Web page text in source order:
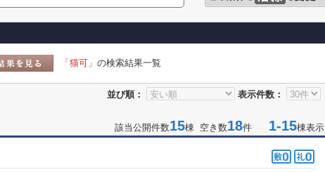
「猫可」 の検索結果一覧
並び順： 表示件数：
該当公開件数15棟 空き数18件 1-15棟表示